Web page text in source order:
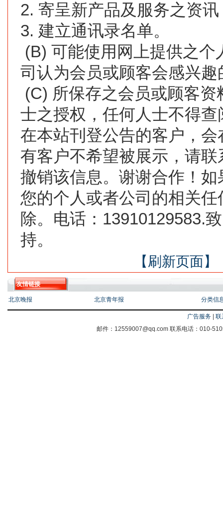
2. 寄呈新产品及服务之资讯
3. 建立通讯录名单。
(B) 可能使用网上提供之
司认为会员或顾客会感兴趣
(C) 所保存之会员或顾客
士之授权，任何人士不得
在本站刊登公告的客户，
有客户不希望被展示，请
撤销该信息。谢谢合作！
您的个人或者公司的相关
除。电话：13910129583.
持。
【刷新页面】
友情链接
北京晚报 北京青年报 分类信
广告服务
联
邮件：12559007@qq.com 联系电话：010-